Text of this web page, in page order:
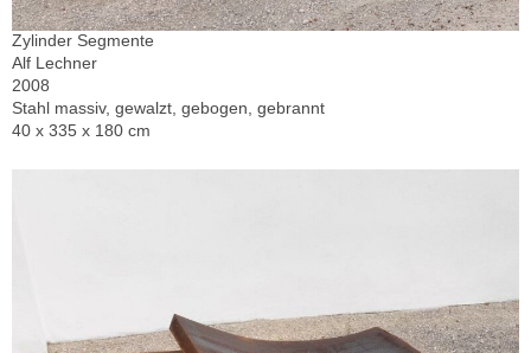
Zylinder Segmente
Alf Lechner
2008
Stahl massiv, gewalzt, gebogen, gebrannt
40 x 335 x 180 cm